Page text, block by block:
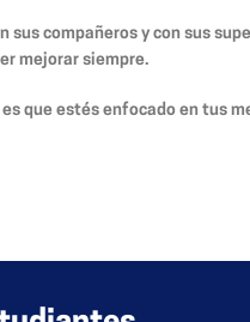
compañeros y con sus
mejorar siempre.
que estés enfocado en tus